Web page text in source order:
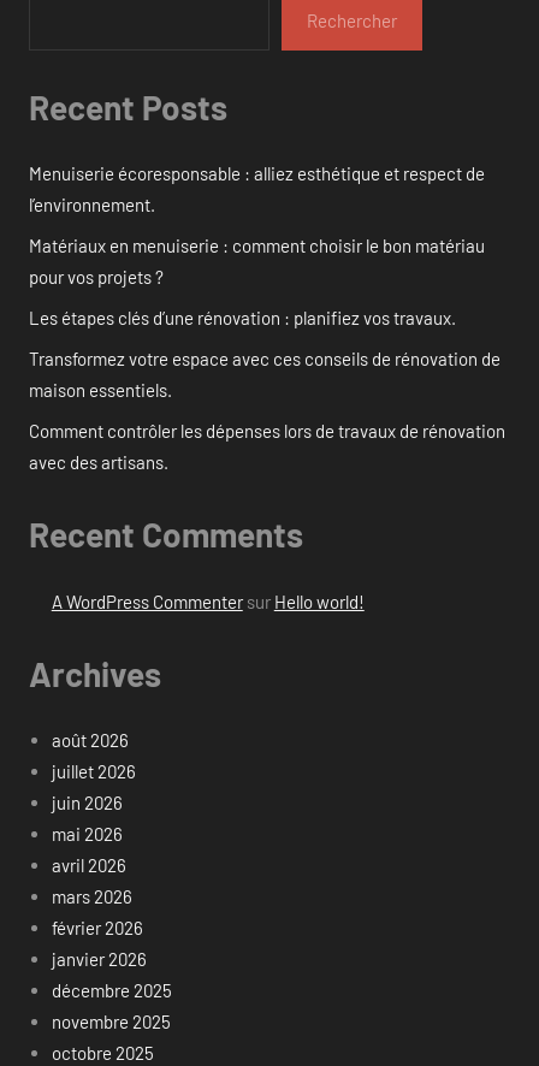
Rechercher
Recent Posts
Menuiserie écoresponsable : alliez esthétique et respect de
l’environnement.
Matériaux en menuiserie : comment choisir le bon matériau
pour vos projets ?
Les étapes clés d’une rénovation : planifiez vos travaux.
Transformez votre espace avec ces conseils de rénovation de
maison essentiels.
Comment contrôler les dépenses lors de travaux de rénovation
avec des artisans.
Recent Comments
A WordPress Commentersur Hello world!
Archives
août 2026
juillet 2026
juin 2026
mai 2026
avril 2026
mars 2026
février 2026
janvier 2026
décembre 2025
novembre 2025
octobre 2025